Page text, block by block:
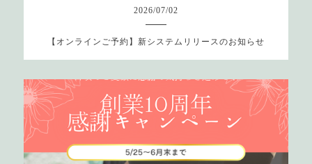
2026/07/02
【オンラインご予約】新システムリリースのお知らせ